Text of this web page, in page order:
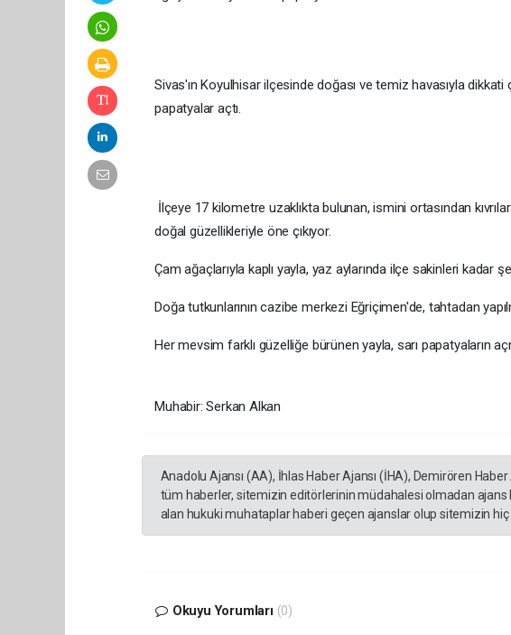
Sivas'ın Koyulhisar ilçesinde doğası ve temiz havasıyla
papatyalar açtı.
İlçeye 17 kilometre uzaklıkta bulunan, ismini ortasından
doğal güzellikleriyle öne çıkıyor.
Çam ağaçlarıyla kaplı yayla, yaz aylarında ilçe sakinleri kadar
Doğa tutkunlarının cazibe merkezi Eğriçimen'de, tahtadan
Her mevsim farklı güzelliğe bürünen yayla, sarı papatyaların
Muhabir: Serkan Alkan
Anadolu Ajansı (AA), İhlas Haber Ajansı (İHA), Demirören
tüm haberler, sitemizin editörlerinin müdahalesi olmadan ajans
alan hukuki muhataplar haberi geçen ajanslar olup sitemizin
Okuyu Yorumları (0)